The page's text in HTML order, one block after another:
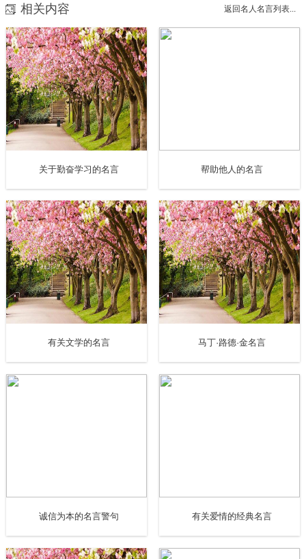
夺目。
15、我爱你，不是因为你是一个怎样的人，而是因为我
喜欢与你在一起时的感觉。
16、爱情要求忠诚，而忠诚则要求坚定。
18、's difficult to know at what moment love begins; it
20、所有的爱都是甜蜜的，无论是给予还是回报。爱就
相关内容 返回名人名言列表...
关于勤奋学习的名言 帮助他人的名言
有关文学的名言 马丁·路德·金名言
诚信为本的名言警句 有关爱情的经典名言